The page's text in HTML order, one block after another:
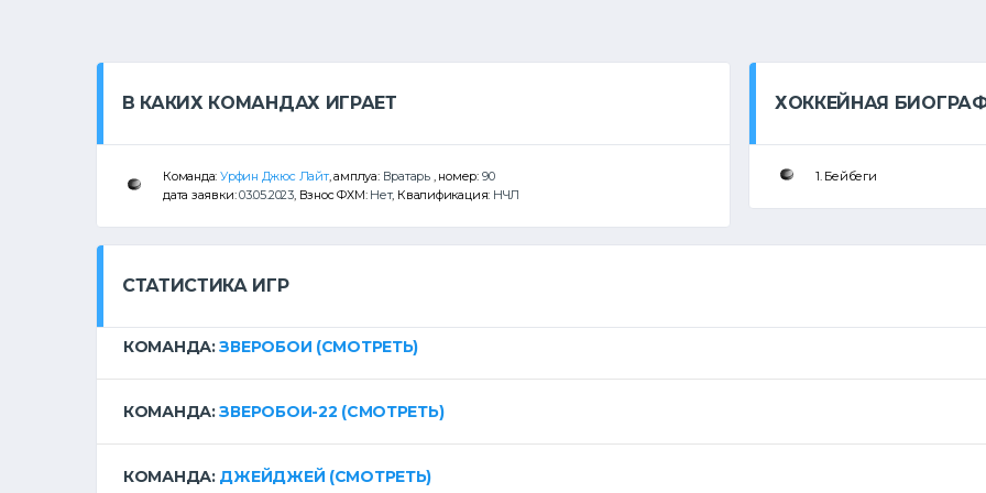
В КАКИХ КОМАНДАХ ИГРАЕТ
Команда:Урфин Джюс Лайт, амплуа: Вратарь , номер: 90
дата заявки:03.05.2023, Взнос ФХМ: Нет, Квалификация: НЧЛ
ХОККЕЙНАЯ
1. Бейбеги
СТАТИСТИКА ИГР
КОМАНДА:ЗВЕРОБОИ (СМОТРЕТЬ)
КОМАНДА:ЗВЕРОБОИ-22 (СМОТРЕТЬ)
КОМАНДА: ДЖЕЙДЖЕЙ (СМОТРЕТЬ)